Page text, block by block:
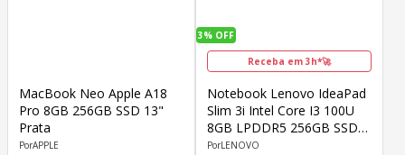
MacBook Neo Apple A18
Pro 8GB 256GB SSD 13"
Prata
APPLE
3% OFF
Receba em 3h*🚀
Notebook Lenovo IdeaPad
Slim 3i Intel Core I3 100U
8GB LPDDR5 256GB SSD
15.3" WUXGA Windows 11
LENOVO